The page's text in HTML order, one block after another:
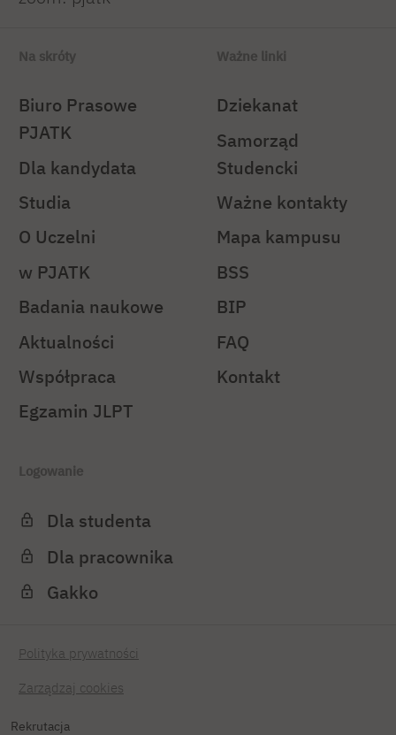
Rekrutacja
Na skróty
Biuro Prasowe
PJATK
Dla kandydata
Studia
O Uczelni
w PJATK
Badania naukowe
Aktualności
Współpraca
Egzamin JLPT
Ważne linki
Dziekanat
Samorząd
Studencki
Ważne kontakty
Mapa kampusu
BSS
BIP
FAQ
Kontakt
Logowanie
Dla studenta
Dla pracownika
Gakko
Polityka prywatności
Zarządzaj cookies